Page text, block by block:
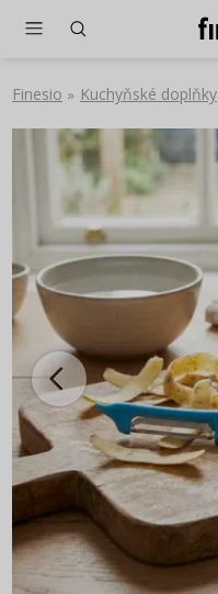
Finesio » Kuchyňské doplňky